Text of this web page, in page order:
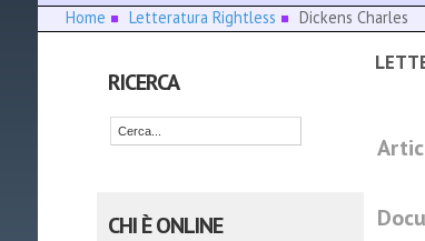
Home
Letteratura Rightless Dickens Charles
RICERCA
CHI È ONLINE